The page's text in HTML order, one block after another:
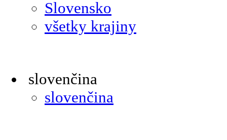
Slovensko
všetky krajiny
slovenčina
slovenčina